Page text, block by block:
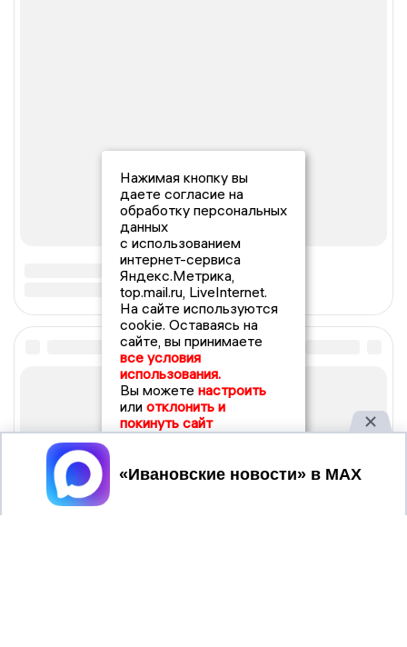
Нажимая кнопку вы
даете согласие на
обработку персональных
данных
с использованием
интернет-сервиса
Яндекс.Метрика,
top.mail.ru, LiveInternet.
На сайте используются
cookie. Оставаясь на
сайте, вы принимаете
все условия
использования.
Вы можете настроить
или отклонить и
покинуть сайт
Принять